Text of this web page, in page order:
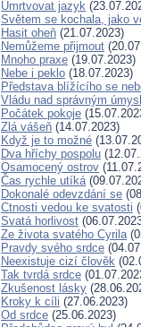
Umrtvovat jazyk
Světem se kochala, jako
Hasit oheň (21.07.2023)
Nemůžeme přijmout
Mnoho praxe (19.07.2023)
Nebe i peklo (18.07.2023)
Představa blížícího se
Vládu nad správným
Počátek pokoje
Zlá vášeň (14.07.2023)
Když je to možné
Dva hříchy pospolu
Osamocený ostrov
Čas rychle utíká
Dokonalé odevzdání se
Ctnosti vedou ke svatosti
Svatá horlivost
Ze života svatého Cyrila
Pravdy svého srdce
Neexistuje cizí člověk
Tak tvrdá srdce
Zkušenost lásky
Kroky k cíli (27.06.2023)
Od srdce (25.06.2023)